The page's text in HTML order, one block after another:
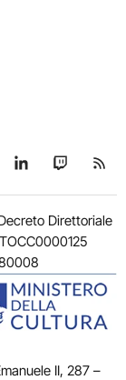
Telegram
su TikTok
Seguici su
Seguici
Direttoriale
II, 287 –